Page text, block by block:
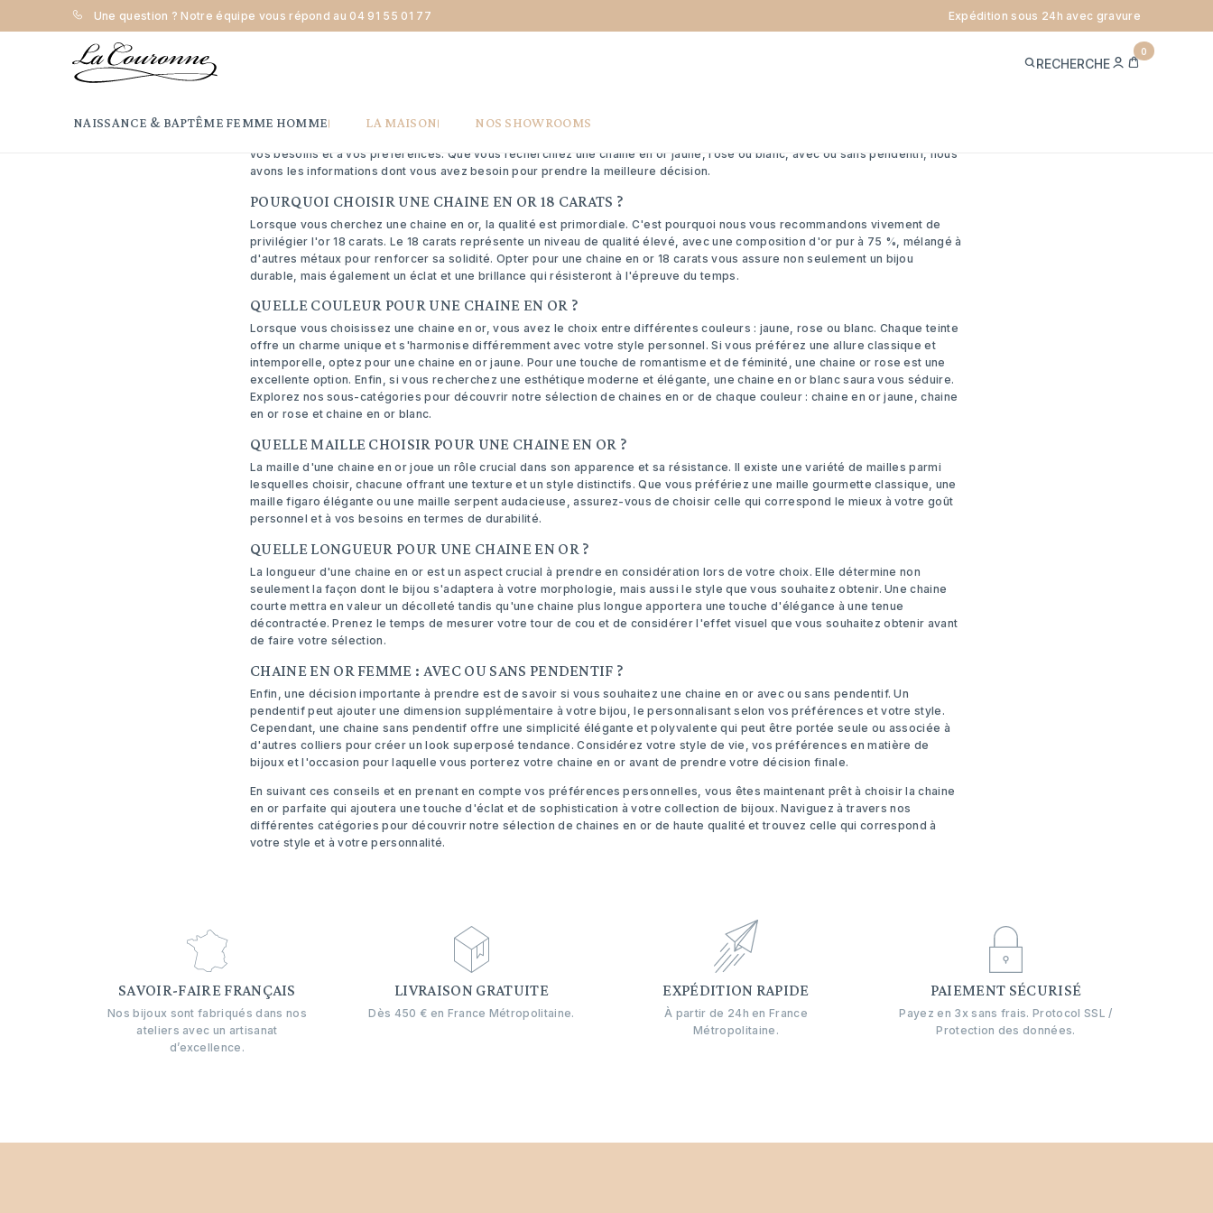
Une question ? Notre équipe vous répond au 04 91 55 01 77 Expédition sous 24h avec gravure
RECHERCHE
MEPANIER
0
NAISSANCE & BAPTÊME FEMME HOMME LA MAISON NOS SHOWROOMS
Accueil Comment choisir une chaîne en or 18 carats ?
vos besoins et à vos préférences. Que vous recherchiez une chaine en or jaune, rose ou blanc, avec ou sans pendentif, nous
avons les informations dont vous avez besoin pour prendre la meilleure décision.
POURQUOI CHOISIR UNE CHAINE EN OR 18 CARATS ?
Lorsque vous cherchez une chaine en or, la qualité est primordiale. C'est pourquoi nous vous recommandons vivement de
privilégier l'or 18 carats. Le 18 carats représente un niveau de qualité élevé, avec une composition d'or pur à 75 %, mélangé à
d'autres métaux pour renforcer sa solidité. Opter pour une chaine en or 18 carats vous assure non seulement un bijou
durable, mais également un éclat et une brillance qui résisteront à l'épreuve du temps.
QUELLE COULEUR POUR UNE CHAINE EN OR ?
Lorsque vous choisissez une chaine en or, vous avez le choix entre différentes couleurs : jaune, rose ou blanc. Chaque teinte
offre un charme unique et s'harmonise différemment avec votre style personnel. Si vous préférez une allure classique et
intemporelle, optez pour unechaine en or jaune. Pour une touche de romantisme et de féminité, une chaine or rose est une
excellente option. Enfin, si vous recherchez une esthétique moderne et élégante, unechaine en or blancsaura vous séduire.
Explorez nos sous-catégories pour découvrir notre sélection de chaines en or de chaque couleur : chaine en or jaune, chaine
en or rose et chaine en or blanc.
QUELLE MAILLE CHOISIR POUR UNE CHAINE EN OR ?
La maille d'une chaine en or joue un rôle crucial dans son apparence et sa résistance. Il existe une variété de mailles parmi
lesquelles choisir, chacune offrant une texture et un style distinctifs. Que vous préfériez une maille gourmette classique, une
maille figaro élégante ou une maille serpent audacieuse, assurez-vous de choisir celle qui correspond le mieux à votre goût
personnel et à vos besoins en termes de durabilité.
QUELLE LONGUEUR POUR UNE CHAINE EN OR ?
La longueur d'une chaine en or est un aspect crucial à prendre en considération lors de votre choix. Elle détermine non
seulement la façon dont le bijou s'adaptera à votre morphologie, mais aussi le style que vous souhaitez obtenir. Une chaine
courte mettra en valeur un décolleté tandis qu'une chaine plus longue apportera une touche d'élégance à une tenue
décontractée. Prenez le temps de mesurer votre tour de cou et de considérer l'effet visuel que vous souhaitez obtenir avant
de faire votre sélection.
CHAINE EN OR FEMME : AVEC OU SANS PENDENTIF ?
Enfin, une décision importante à prendre est de savoir si vous souhaitez une chaine en or avec ou sans pendentif. Un
pendentif peut ajouter une dimension supplémentaire à votre bijou, le personnalisant selon vos préférences et votre style.
Cependant, une chaine sans pendentif offre une simplicité élégante et polyvalente qui peut être portée seule ou associée à
d'autres colliers pour créer un look superposé tendance. Considérez votre style de vie, vos préférences en matière de
bijoux et l'occasion pour laquelle vous porterez votre chaine en or avant de prendre votre décision finale.
En suivant ces conseils et en prenant en compte vos préférences personnelles, vous êtes maintenant prêt à choisir la chaine
en or parfaite qui ajoutera une touche d'éclat et de sophistication à votre collection de bijoux. Naviguez à travers nos
différentes catégories pour découvrir notre sélection de chaines en or de haute qualité et trouvez celle qui correspond à
votre style et à votre personnalité.
SAVOIR-FAIRE FRANÇAIS
Nos bijoux sont fabriqués dans nos
ateliers avec un artisanat
d’excellence.
LIVRAISON GRATUITE
Dès 450 € en France Métropolitaine.
EXPÉDITION RAPIDE
À partir de 24h en France
Métropolitaine.
PAIEMENT SÉCURISÉ
Payez en 3x sans frais. Protocol SSL /
Protection des données.